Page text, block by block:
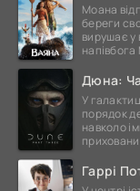
Моана
береги
вирушає у
Дюна:
У
порядок
навколо
Гаррі